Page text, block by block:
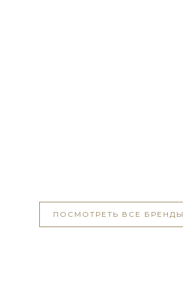
ПОСМОТРЕТЬ ВСЕ БРЕНДЫ